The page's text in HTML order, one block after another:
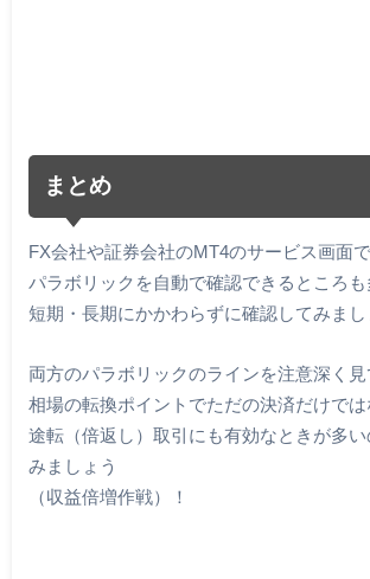
まとめ
FX会社や証券会社のMT4のサービス画面で
パラボリックを自動で確認できるところも
短期・長期にかかわらずに確認してみまし
両方のパラボリックのラインを注意深く
相場の転換ポイントでただの決済だけでは
途転（倍返し）取引にも有効なときが多
みましょう
（収益倍増作戦）！